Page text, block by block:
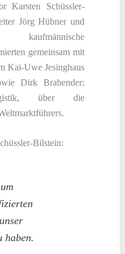
Karsten Schüssler-
Jörg Hübner und
gemeinsam mit
Kai-Uwe Jesinghaus
Dirk Brabender;
über die
Bilstein:
haben.